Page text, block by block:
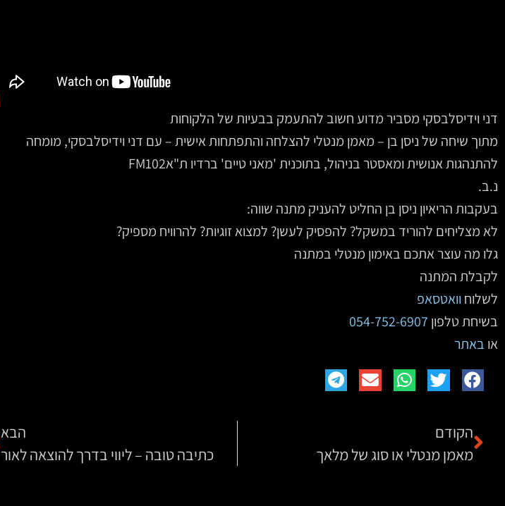
דני וידיסלבסקי מסביר מדוע חשוב להתעמק בבעיות של הלקוחות
מתוך שיחה של ניסן בן – מאמן מנטלי להצלחה והתפתחות אישית – עם דני וידיסלבסקי, מומחה
להתנהגות אנושית ומאסטר בניהול, בתוכנית 'מאני טיים' ברדיו ת"אFM102
נ.ב.
בעקבות הריאיון ניסן בן החליט להעניק מתנה שווה:
לא מצליחים להוריד במשקל? להפסיק לעשן? למצוא זוגיות? להרוויח מספיק?
גלו מה עוצר אתכם באימון מנטלי במתנה
לקבלת המתנה
לשלוח וואטסאפ
בשיחת טלפון
או באתר
הקודם
מאמן מנטלי או סוג של מלאך
הבא
כתיבה טובה – ליווי בדרך להוצאה לאור